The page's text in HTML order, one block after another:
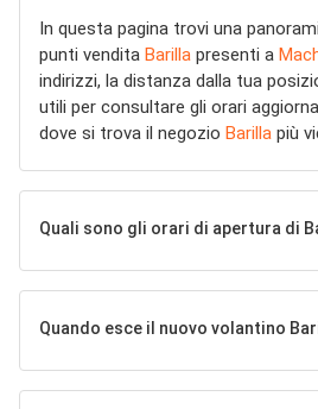
In questa pagina trovi una
punti vendita Barilla presenti a
indirizzi, la distanza dalla tua
utili per consultare gli orari
dove si trova il negozio Barilla più
Quali sono gli orari di apertura di
Quando esce il nuovo volantino